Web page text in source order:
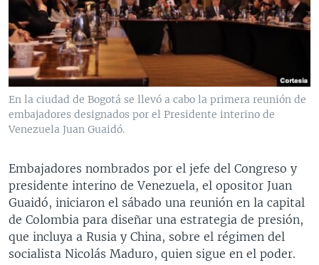
VENEZUELA
BRASIL
NICARAGUA
ECONOMÍA
ENTRETENIMIENTO Y CULTURA
TECNOLOGÍA
DEPORTES
CIENCIA Y SALUD
MULTIMEDIA
VIDEOS
FOTOGRAFÍA
AUDIOS
PROGRAMAS TV
EL MUNDO AL DÍA
FORO INTERAMERICANO
VISIÓN 360
PANORAMA
RADIO
AVANCE INFORMATIVO
AUDIONOTICIAS
ESTADOS UNIDOS AL DÍA
EL MUNDO AL DÍA [RADIO]
FORO [RADIO]
DEPORTIVO INTERNACIONAL
DIRECT
DOCUMENTALES DE LA VOA
SÍGANOS
Idiomas
En la ciudad de Bogotá se llevó a cabo la primera reunión de
embajadores designados por el Presidente interino de
Venezuela Juan Guaidó.
Embajadores nombrados por el jefe del Congreso y
presidente interino de Venezuela, el opositor Juan
Guaidó, iniciaron el sábado una reunión en la capital
de Colombia para diseñar una estrategia de presión,
que incluya a Rusia y China, sobre el régimen del
socialista Nicolás Maduro, quien sigue en el poder.